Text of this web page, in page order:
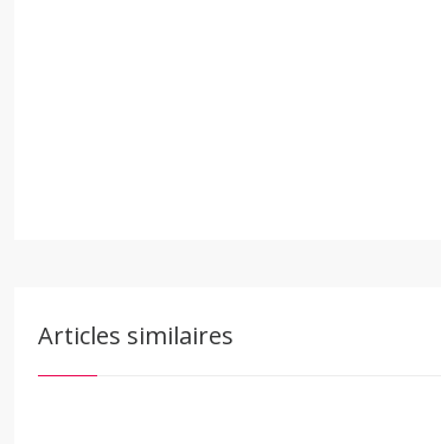
Articles similaires